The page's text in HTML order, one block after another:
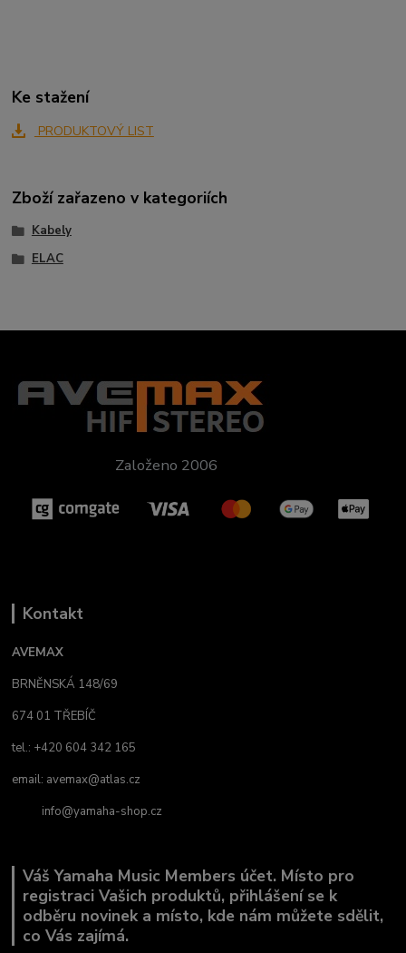
Ke stažení
PRODUKTOVÝ LIST
Zboží zařazeno v kategoriích
Kabely
ELAC
Založeno 2006
Kontakt
AVEMAX
BRNĚNSKÁ 148/69
674 01 TŘEBÍČ
tel.: +420 604 342 165
email: avemax@atlas.cz
info@yamaha-shop.cz
Váš Yamaha Music Members účet. Místo pro
registraci Vašich produktů, přihlášení se k
odběru novinek a místo, kde nám můžete sdělit,
co Vás zajímá.